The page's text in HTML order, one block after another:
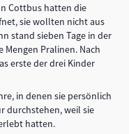
Cottbus hatten die
sie wollten nicht aus
stand sieben Tage in der
Mengen Pralinen. Nach
erste der drei Kinder
in denen sie persönlich
durchstehen, weil sie
hatten.